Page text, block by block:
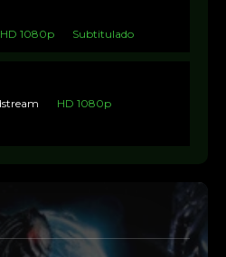
HD 1080p Subtitulado
HD 1080p